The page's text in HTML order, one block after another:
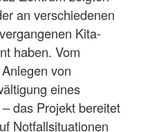
an verschiedenen
Kita-
haben. Vom
von
eines
das Projekt bereitet
Notfallsituationen